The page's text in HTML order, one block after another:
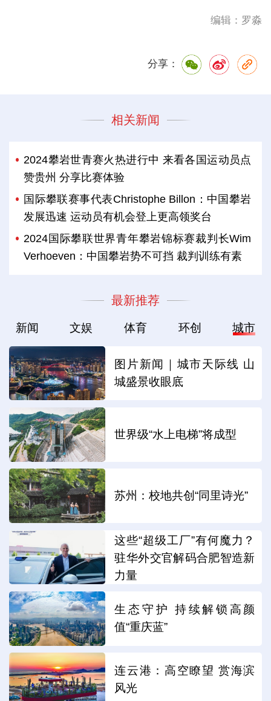
编辑：罗淼
分享：
相关新闻
2024攀岩世青赛火热进行中 来看各国运动员点
赞贵州 分享比赛体验
国际攀联赛事代表Christophe Billon：中国攀岩
发展迅速 运动员有机会登上更高领奖台
2024国际攀联世界青年攀岩锦标赛裁判长Wim
Verhoeven：中国攀岩势不可挡 裁判训练有素
最新推荐
新闻 文娱 体育 环创 城市
图片新闻｜城市天际线 山
城盛景收眼底
世界级“水上电梯”将成型
苏州：校地共创“同里诗光”
这些“超级工厂”有何魔力？
驻华外交官解码合肥智造新
力量
生态守护 持续解锁高颜
值“重庆蓝”
连云港：高空瞭望 赏海滨
风光